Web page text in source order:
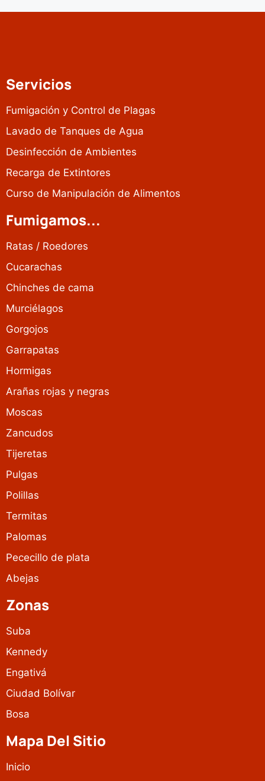
Servicios
Fumigación y Control de Plagas
Lavado de Tanques de Agua
Desinfección de Ambientes
Recarga de Extintores
Curso de Manipulación de Alimentos
Fumigamos...
Ratas / Roedores
Cucarachas
Chinches de cama
Murciélagos
Gorgojos
Garrapatas
Hormigas
Arañas rojas y negras
Moscas
Zancudos
Tijeretas
Pulgas
Polillas
Termitas
Palomas
Pececillo de plata
Abejas
Zonas
Suba
Kennedy
Engativá
Ciudad Bolívar
Bosa
Mapa Del Sitio
Inicio